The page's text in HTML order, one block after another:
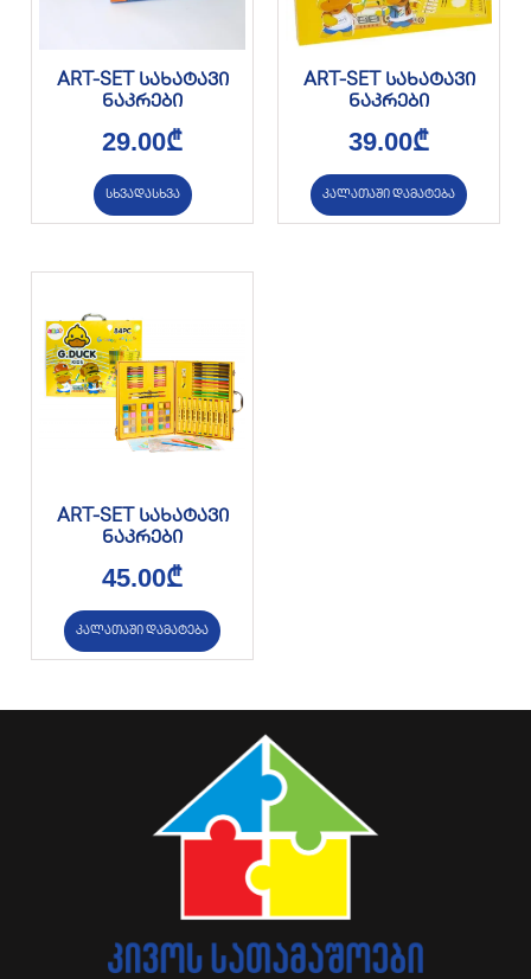
ART-SET სახატავი
ნაკრები
29.00₾
სხვადასხვა
ART-SET სახატავი
ნაკრები
39.00₾
კალათაში დამატება
ART-SET სახატავი
ნაკრები
45.00₾
კალათაში დამატება